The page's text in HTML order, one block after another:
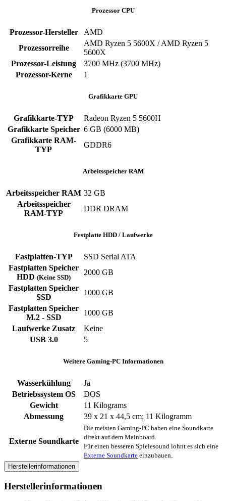
Prozessor CPU
Prozessor-Hersteller
‎AMD
Prozessorreihe
AMD Ryzen 5 5600X / AMD Ryzen 5
5600X
Prozessor-Leistung
‎3700 MHz (3700 MHz)
Prozessor-Kerne
‎1
Grafikkarte GPU
Grafikkarte-TYP
Radeon Ryzen 5 5600H
Grafikkarte Speicher ‎6 GB (6000 MB)
Grafikkarte RAM-
TYP
‎GDDR6
Arbeitsspeicher RAM
Arbeitsspeicher RAM ‎32 GB
Arbeitsspeicher
RAM-TYP
‎DDR DRAM
Festplatte HDD / Laufwerke
Fastplatten-TYP
‎SSD ‎Serial ATA
Fastplatten Speicher
HDD (Keine SSD)
2000 GB
Fastplatten Speicher
SSD
1000 GB
Fastplatten Speicher
M.2 - SSD
1000 GB
Laufwerke Zusatz
‎Keine
USB 3.0
‎5
Weitere Gaming-PC Informationen
Wasserkühlung
Ja
Betriebssystem OS
DOS
Gewicht
‎11 Kilograms
Abmessung
‎39 x 21 x 44,5 cm; 11 Kilogramm
Externe Soundkarte
Die meisten Gaming-PC haben eine Soundkarte
direkt auf dem Mainboard.
Für einen besseren Spielesound lohnt es sich eine
Externe Soundkarte einzubauen.
Herstellerinformationen
Herstellerinformationen